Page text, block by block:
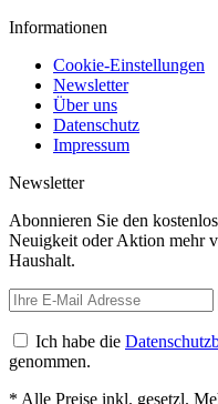
Informationen
Cookie-Einstellungen
Newsletter
Über uns
Datenschutz
Impressum
Newsletter
Abonnieren Sie den
Neuigkeit oder Aktion mehr
Haushalt.
Ich habe die
genommen.
* Alle Preise inkl. gesetzl.